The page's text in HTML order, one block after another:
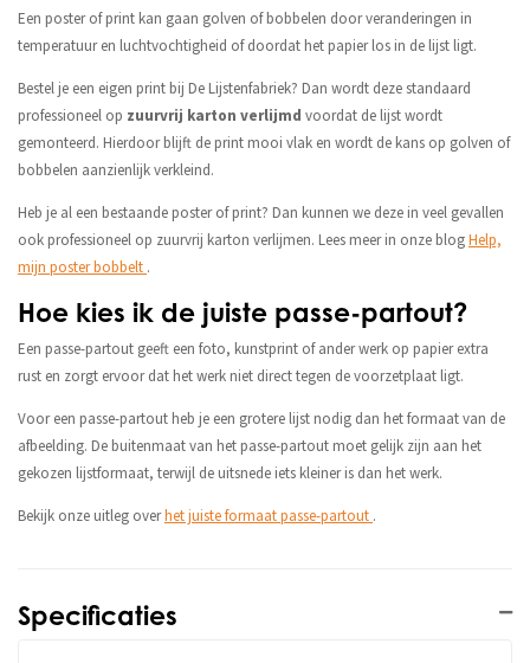
Een poster of print kan gaan golven of bobbelen door veranderingen in
temperatuur en luchtvochtigheid of doordat het papier los in de lijst ligt.
Bestel je een eigen print bij De Lijstenfabriek? Dan wordt deze standaard
professioneel op zuurvrij karton verlijmd voordat de lijst wordt
gemonteerd. Hierdoor blijft de print mooi vlak en wordt de kans op golven of
bobbelen aanzienlijk verkleind.
Heb je al een bestaande poster of print? Dan kunnen we deze in veel gevallen
ook professioneel op zuurvrij karton verlijmen. Lees meer in onze blogHelp,
mijn poster bobbelt .
Hoe kies ik de juiste passe-partout?
Een passe-partout geeft een foto, kunstprint of ander werk op papier extra
rust en zorgt ervoor dat het werk niet direct tegen de voorzetplaat ligt.
Voor een passe-partout heb je een grotere lijst nodig dan het formaat van de
afbeelding. De buitenmaat van het passe-partout moet gelijk zijn aan het
gekozen lijstformaat, terwijl de uitsnede iets kleiner is dan het werk.
Bekijk onze uitleg overhet juiste formaat passe-partout .
Specificaties